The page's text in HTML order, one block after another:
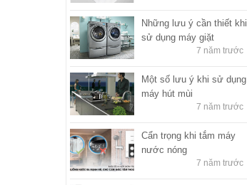
Những lưu ý cần thiết khi
sử dụng máy giặt
7 năm trước
Một số lưu ý khi sử dụng
máy hút mùi
7 năm trước
Cẩn trọng khi tắm máy
nước nóng
7 năm trước